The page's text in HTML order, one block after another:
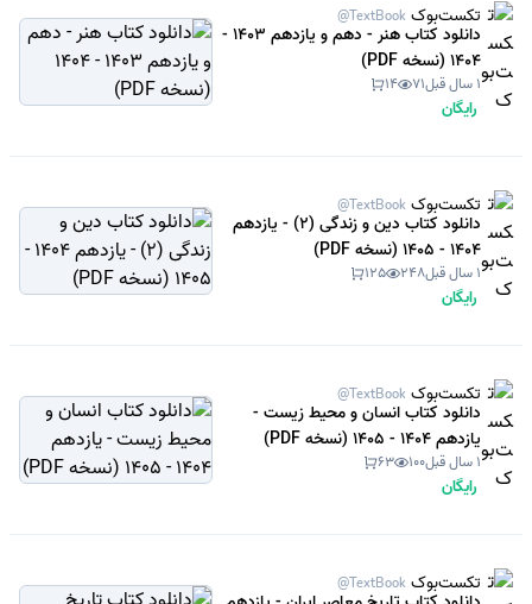
تکست‌بوک @TextBook
دانلود کتاب هنر - دهم و یازدهم 1403 -
1404 (نسخه PDF)
1 سال قبل 71
14
رایگان
تکست‌بوک @TextBook
دانلود کتاب دین و زندگی (2) - یازدهم
1404 - 1405 (نسخه PDF)
1 سال قبل 248
125
رایگان
تکست‌بوک @TextBook
دانلود کتاب انسان و محیط زیست -
یازدهم 1404 - 1405 (نسخه PDF)
1 سال قبل 100
63
رایگان
تکست‌بوک @TextBook